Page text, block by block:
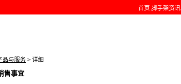
首页 脚手架资讯
品与服务 > 详细
售事宜